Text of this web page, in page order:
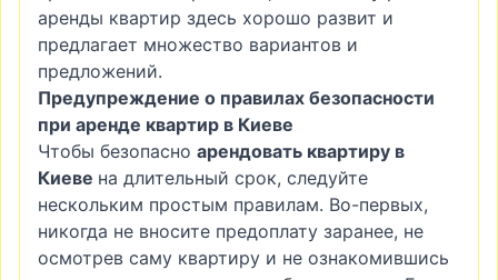
аренды квартир здесь хорошо развит и
предлагает множество вариантов и
предложений.
Предупреждение о правилах безопасности
при аренде квартир в Киеве
Чтобы безопасно арендовать квартиру в
Киеве на длительный срок, следуйте
нескольким простым правилам. Во-первых,
никогда не вносите предоплату заранее, не
осмотрев саму квартиру и не ознакомившись